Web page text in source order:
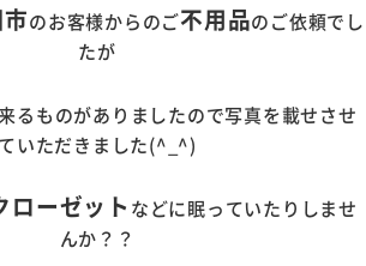
のお客様からのご不用品のご依頼でし
たが
るものがありましたので写真を載せさせ
ていただきました(^_^)
ローゼット などに眠っていたりしませ
んか？？